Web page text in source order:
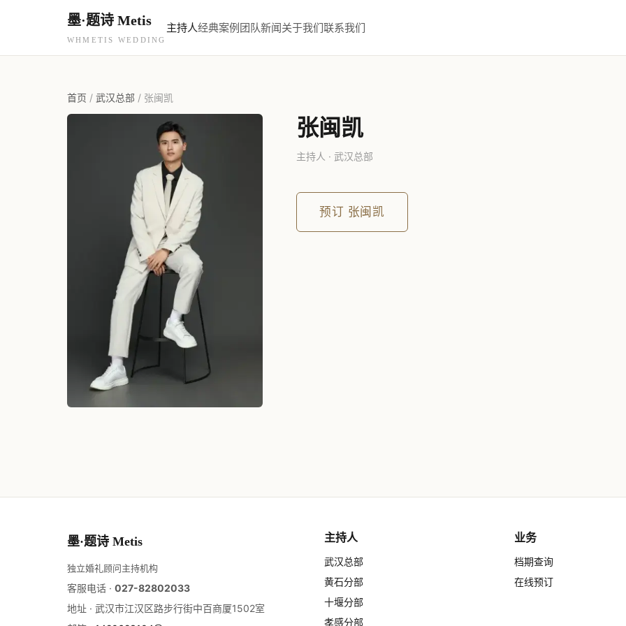
墨·题诗 Metis
WHMETIS WEDDING
主持人经典案例团队新闻关于我们联系我们
首页 / 武汉总部 / 张闽凯
张闽凯
主持人 · 武汉总部
预订 张闽凯
墨·题诗 Metis
独立婚礼顾问主持机构
客服电话 · 027-82802033
地址 · 武汉市江汉区路步行街中百商厦1502室
主持人
武汉总部
黄石分部
十堰分部
孝感分部
业务
档期查询
在线预订